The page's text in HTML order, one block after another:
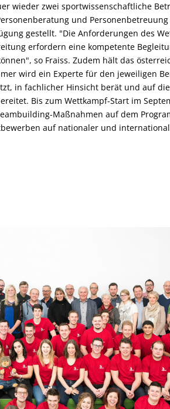
wieder zwei sportwissenschaftliche
und
gestellt. "Die Anforderungen des
erfordern eine kompetente
so Fraiss. Zudem hält das
wird ein Experte für den jeweiligen
in fachlicher Hinsicht berät und auf die
Bis zum Wettkampf-Start im
Maßnahmen auf dem
auf nationaler und